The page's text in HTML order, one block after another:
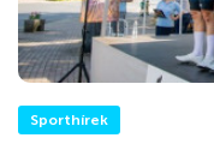
Sporthírek